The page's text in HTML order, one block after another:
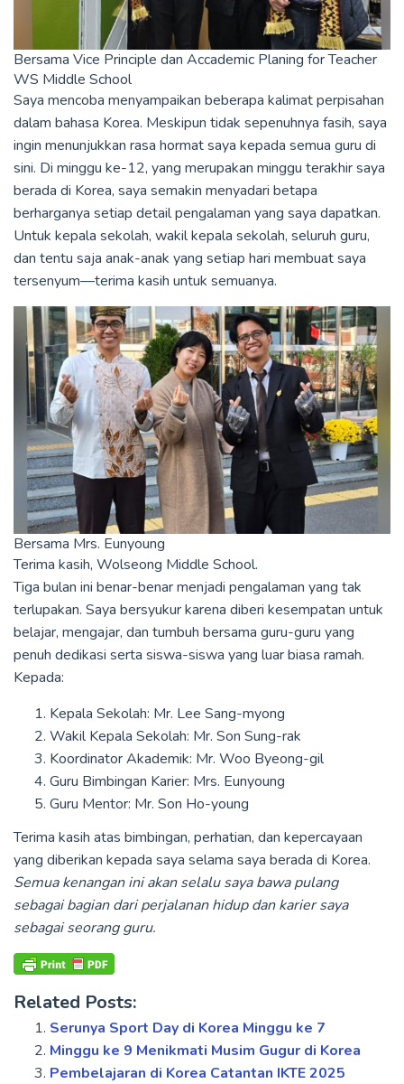
Bersama Vice Principle dan Accademic Planing for Teacher
WS Middle School
Saya mencoba menyampaikan beberapa kalimat perpisahan
dalam bahasa Korea. Meskipun tidak sepenuhnya fasih, saya
ingin menunjukkan rasa hormat saya kepada semua guru di
sini. Di minggu ke-12, yang merupakan minggu terakhir saya
berada di Korea, saya semakin menyadari betapa
berharganya setiap detail pengalaman yang saya dapatkan.
Untuk kepala sekolah, wakil kepala sekolah, seluruh guru,
dan tentu saja anak-anak yang setiap hari membuat saya
tersenyum—terima kasih untuk semuanya.
Bersama Mrs. Eunyoung
Terima kasih, Wolseong Middle School.
Tiga bulan ini benar-benar menjadi pengalaman yang tak
terlupakan. Saya bersyukur karena diberi kesempatan untuk
belajar, mengajar, dan tumbuh bersama guru-guru yang
penuh dedikasi serta siswa-siswa yang luar biasa ramah.
Kepada:
Kepala Sekolah: Mr. Lee Sang-myong
Wakil Kepala Sekolah: Mr. Son Sung-rak
Koordinator Akademik: Mr. Woo Byeong-gil
Guru Bimbingan Karier: Mrs. Eunyoung
Guru Mentor: Mr. Son Ho-young
Terima kasih atas bimbingan, perhatian, dan kepercayaan
yang diberikan kepada saya selama saya berada di Korea.
Semua kenangan ini akan selalu saya bawa pulang
sebagai bagian dari perjalanan hidup dan karier saya
sebagai seorang guru.
Related Posts:
Serunya Sport Day di Korea Minggu ke 7
Minggu ke 9 Menikmati Musim Gugur di Korea
Pembelajaran di Korea Catantan IKTE 2025